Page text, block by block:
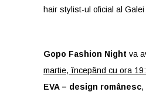
hair stylist-ul oficial al
Gopo Fashion Night va
martie, începând cu ora
EVA – design românesc,